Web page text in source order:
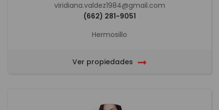
viridiana.valdez1984@gmail.com
(662) 281-9051
Hermosillo
Ver propiedades